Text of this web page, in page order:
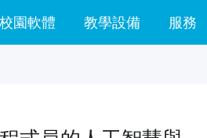
校園軟體 教學設備 服務